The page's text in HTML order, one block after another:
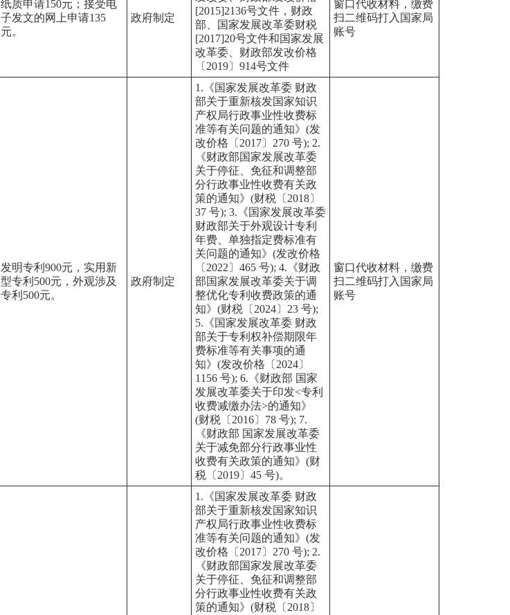
纸质申请150元；接受电
子发文的网上申请135
元。
政府制定
[2015]2136号文件，财政
部、国家发展改革委财税
[2017]20号文件和国家发展
改革委、财政部发改价格
〔2019〕914号文件
窗口代收材料，缴费
扫二维码打入国家局
账号
发明专利900元，实用新
型专利500元，外观涉及
专利500元。
政府制定
1.《国家发展改革委 财政
部关于重新核发国家知识
产权局行政事业性收费标
准等有关问题的通知》(发
改价格〔2017〕270 号); 2.
《财政部国家发展改革委
关于停征、免征和调整部
分行政事业性收费有关政
策的通知》(财税〔2018〕
37 号); 3.《国家发展改革委
财政部关于外观设计专利
年费、单独指定费标准有
关问题的通知》(发改价格
〔2022〕465 号); 4.《财政
部国家发展改革委关于调
整优化专利收费政策的通
知》(财税〔2024〕23 号);
5.《国家发展改革委 财政
部关于专利权补偿期限年
费标准等有关事项的通
知》(发改价格〔2024〕
1156 号); 6.《财政部 国家
发展改革委关于印发<专利
收费减缴办法>的通知》
(财税〔2016〕78 号); 7.
《财政部 国家发展改革委
关于减免部分行政事业性
收费有关政策的通知》(财
税〔2019〕45 号)。
窗口代收材料，缴费
扫二维码打入国家局
账号
1.《国家发展改革委 财政
部关于重新核发国家知识
产权局行政事业性收费标
准等有关问题的通知》(发
改价格〔2017〕270 号); 2.
《财政部国家发展改革委
关于停征、免征和调整部
分行政事业性收费有关政
策的通知》(财税〔2018〕